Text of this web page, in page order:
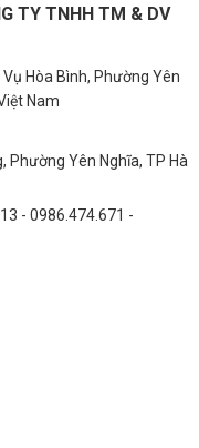
TY TNHH TM & DV
Hòa Bình, Phường Yên
Nam
Phường Yên Nghĩa, TP Hà
- 0986.474.671 -